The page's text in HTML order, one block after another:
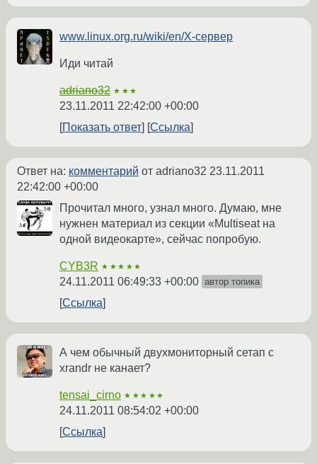
www.linux.org.ru/wiki/en/X-сервер
Иди читай
adriano32 ★★★
23.11.2011 22:42:00 +00:00
Показать ответ
Ссылка
Ответ на: комментарий от adriano32 23.11.2011
22:42:00 +00:00
Прочитал много, узнал много. Думаю, мне
нужнен материал из секции «Multiseat на
одной видеокарте», сейчас попробую.
CYB3R ★★★★★
24.11.2011 06:49:33 +00:00 автор топика
Ссылка
А чем обычный двухмониторный сетап с
xrandr не канает?
tensai_cirno ★★★★★
24.11.2011 08:54:02 +00:00
Ссылка